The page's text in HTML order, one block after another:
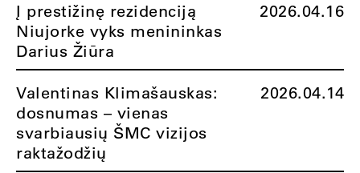
Į prestižinę rezidenciją
Niujorke vyks menininkas
Darius Žiūra
2026.04.16
Valentinas Klimašauskas:
dosnumas – vienas
svarbiausių ŠMC vizijos
raktažodžių
2026.04.14